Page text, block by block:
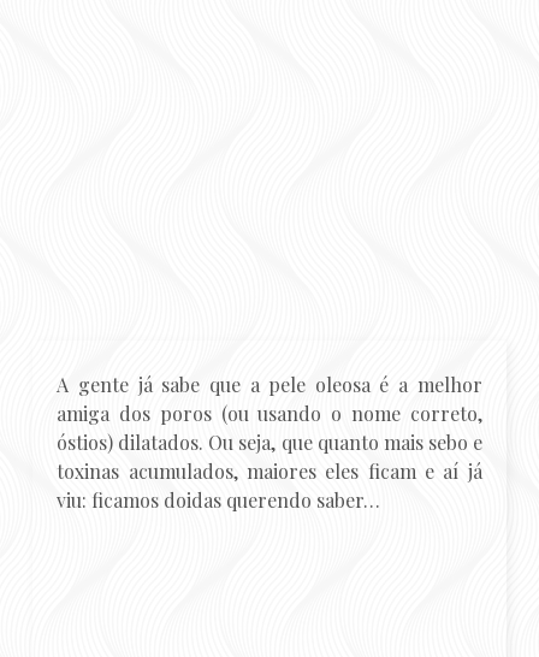
A gente já sabe que a pele oleosa é a melhor
amiga dos poros (ou usando o nome correto,
óstios) dilatados. Ou seja, que quanto mais sebo e
toxinas acumulados, maiores eles ficam e aí já
viu: ficamos doidas querendo saber…